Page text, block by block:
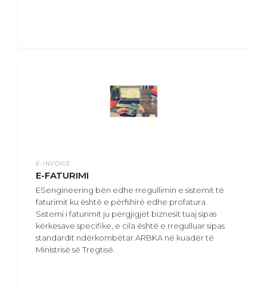
E-INVOICE
E-FATURIMI
ESengineering bën edhe rregullimin e sistemit të
faturimit ku është e përfshirë edhe profatura.
Sistemi i faturimit ju pergjigjet biznesit tuaj sipas
kërkesave specifike, e cila është e rregulluar sipas
standardit ndërkombëtar ARBKA në kuadër të
Ministrisë së Tregtisë.